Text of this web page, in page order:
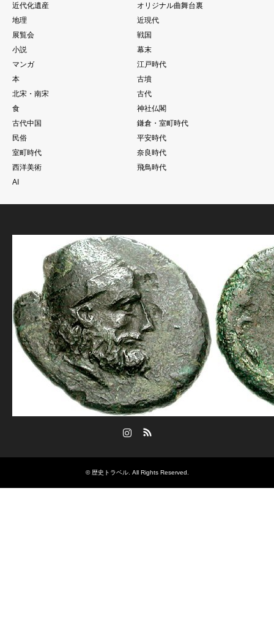
近代化遺産
オリジナル曲舞台裏
地理
近現代
展覧会
戦国
小説
幕末
マンガ
江戸時代
本
古墳
北宋・南宋
古代
食
神社仏閣
古代中国
鎌倉・室町時代
民俗
平安時代
室町時代
奈良時代
西洋美術
飛鳥時代
AI
© 歴史トラベル. All Rights Reserved.